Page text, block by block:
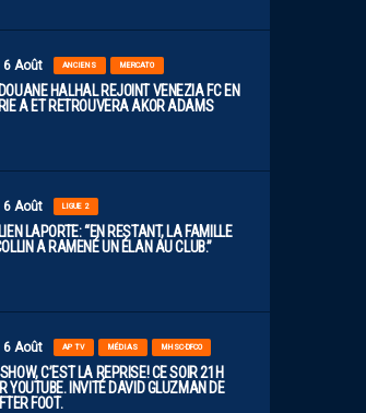
6 Août ANCIENS MERCATO
HALHAL REJOINT VENEZIA FC EN
A ET RETROUVERA AKOR ADAMS
6 Août LIGUE 2
LAPORTE: “EN RESTANT, LA FAMILLE
A RAMENÉ UN ÉLAN AU CLUB.”
6 Août AP TV MÉDIAS MHSC-DFCO
C’EST LA REPRISE! CE SOIR 21H
YOUTUBE. INVITÉ DAVID GLUZMAN DE
FOOT.